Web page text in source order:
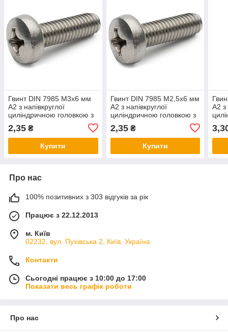
Гвинт DIN 7985 М3х6 мм
А2 з напівкруглої
циліндричною головкою з
2,35 ₴
Купити
Гвинт DIN 7985 М2,5х6 мм
А2 з напівкруглої
циліндричною головкою з
2,35₴
Купити
А2 з
Про нас
100% позитивних з 303 відгуків за рік
Працює з 22.12.2013
м. Київ
02232, вул. Пухівська 2, Київ, Україна
Контакти
Сьогодні працює з 10:00 до 17:00
Показати весь графік роботи
Про нас